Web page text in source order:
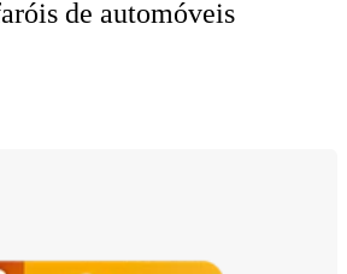
de automóveis